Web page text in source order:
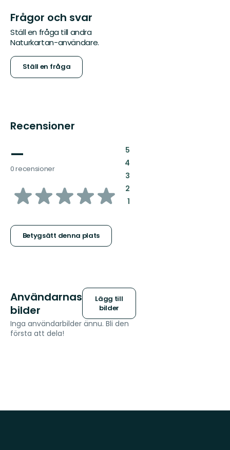
Frågor och svar
Ställ en fråga till andra
Naturkartan-användare.
Ställ en fråga
Recensioner
—
0 recensioner
av
stjärnor
Betygsätt denna plats
5:
4:
3:
2:
1:
Användarnas
bilder
Lägg till
bilder
Inga användarbilder ännu. Bli den
första att dela!